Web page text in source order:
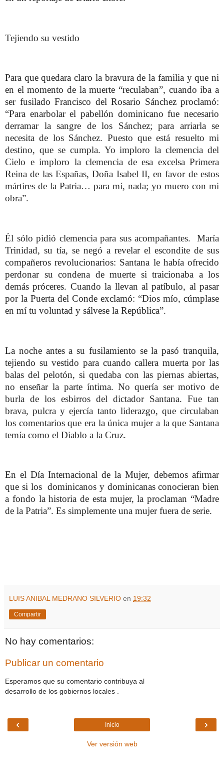
Tejiendo su vestido
Para que quedara claro la bravura de la familia y que ni
en el momento de la muerte “reculaban”, cuando iba a
ser fusilado Francisco del Rosario Sánchez proclamó:
“Para enarbolar el pabellón dominicano fue necesario
derramar la sangre de los Sánchez; para arriarla se
necesita de los Sánchez. Puesto que está resuelto mi
destino, que se cumpla. Yo imploro la clemencia del
Cielo e imploro la clemencia de esa excelsa Primera
Reina de las Españas, Doña Isabel II, en favor de estos
mártires de la Patria… para mí, nada; yo muero con mi
obra”.
Él sólo pidió clemencia para sus acompañantes. María
Trinidad, su tía, se negó a revelar el escondite de sus
compañeros revolucionarios: Santana le había ofrecido
perdonar su condena de muerte si traicionaba a los
demás próceres. Cuando la llevan al patíbulo, al pasar
por la Puerta del Conde exclamó: “Dios mío, cúmplase
en mí tu voluntad y sálvese la República”.
La noche antes a su fusilamiento se la pasó tranquila,
tejiendo su vestido para cuando callera muerta por las
balas del pelotón, si quedaba con las piernas abiertas,
no enseñar la parte íntima.No quería ser motivo de
burla de los esbirros del dictador Santana. Fue tan
brava, pulcra y ejercía tanto liderazgo, que circulaban
los comentarios que era la única mujer a la que Santana
temía como el Diablo a la Cruz.
En el Día Internacional de la Mujer, debemos afirmar
que si los dominicanos y dominicanas conocieran bien
a fondo la historia de esta mujer, la proclaman “Madre
de la Patria”. Es simplemente una mujer fuera de serie.
LUIS ANIBAL MEDRANO SILVERIO en 19:32
Compartir
No hay comentarios:
Publicar un comentario
Esperamos que su comentario contribuya al
desarrollo de los gobiernos locales .
‹ ›
Inicio
Ver versión web